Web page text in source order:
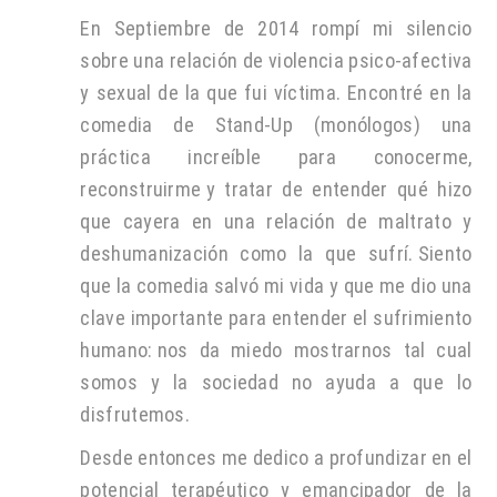
En Septiembre de 2014 rompí mi silencio
sobre una relación de violencia psico-afectiva
y sexual de la que fui víctima. Encontré en la
comedia de Stand-Up (monólogos) una
práctica increíble para conocerme,
reconstruirme y tratar de entender qué hizo
que cayera en una relación de maltrato y
deshumanización como la que sufrí. Siento
que la comedia salvó mi vida y que me dio una
clave importante para entender el sufrimiento
humano: nos da miedo mostrarnos tal cual
somos y la sociedad no ayuda a que lo
disfrutemos.
Desde entonces me dedico a profundizar en el
potencial terapéutico y emancipador de la